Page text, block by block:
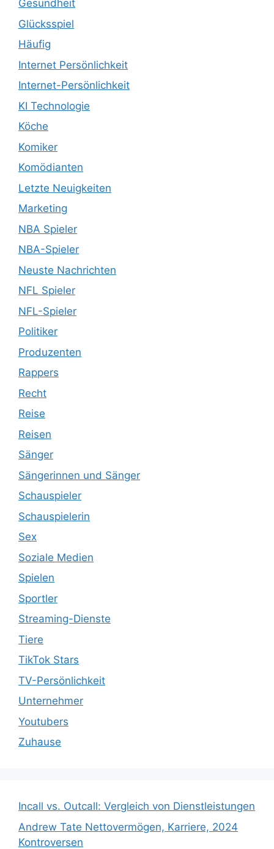
Gesundheit
Glücksspiel
Häufig
Internet Persönlichkeit
Internet-Persönlichkeit
KI Technologie
Köche
Komiker
Komödianten
Letzte Neuigkeiten
Marketing
NBA Spieler
NBA-Spieler
Neuste Nachrichten
NFL Spieler
NFL-Spieler
Politiker
Produzenten
Rappers
Recht
Reise
Reisen
Sänger
Sängerinnen und Sänger
Schauspieler
Schauspielerin
Sex
Soziale Medien
Spielen
Sportler
Streaming-Dienste
Tiere
TikTok Stars
TV-Persönlichkeit
Unternehmer
Youtubers
Zuhause
Incall vs. Outcall: Vergleich von Dienstleistungen
Andrew Tate Nettovermögen, Karriere, 2024
Kontroversen